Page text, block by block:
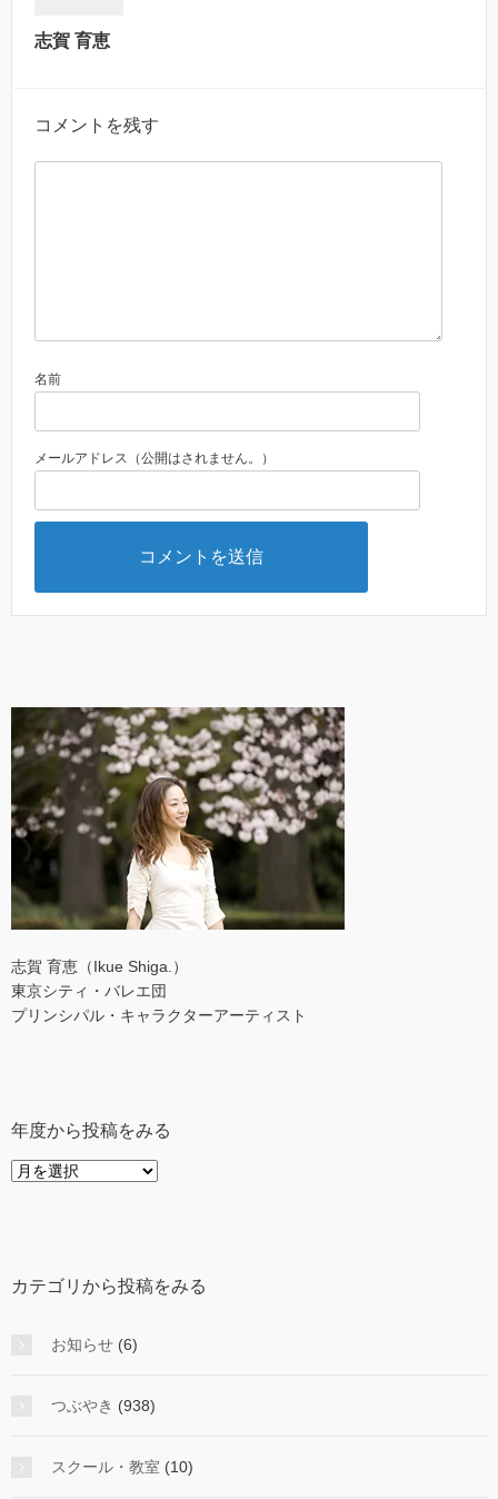
志賀 育恵
コメントを残す
名前
メールアドレス（公開はされません。）
志賀 育恵（Ikue Shiga.）
東京シティ・バレエ団
プリンシパル・キャラクターアーティスト
年度から投稿をみる
年
稿
み
カテゴリから投稿をみる
お知らせ (6)
つぶやき (938)
スクール・教室 (10)